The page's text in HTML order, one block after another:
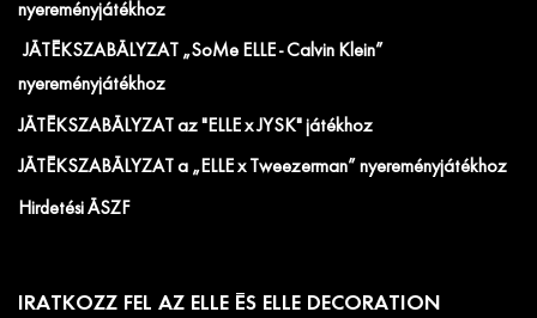
nyereményjátékhoz
JÁTÉKSZABÁLYZAT „SoMe ELLE - Calvin Klein”
nyereményjátékhoz
JÁTÉKSZABÁLYZAT az "ELLE x JYSK" játékhoz
JÁTÉKSZABÁLYZAT a „ELLE x Tweezerman” nyereményjátékhoz
Hirdetési ÁSZF
IRATKOZZ FEL AZ ELLE ÉS ELLE DECORATION